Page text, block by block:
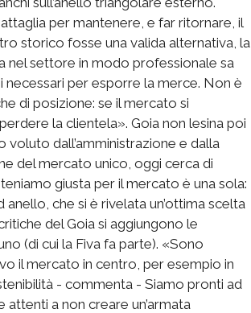
per mantenere, e far ritornare, il
storico fosse una valida alternativa, la
nel settore in modo professionale sa
per esporre la merce. Non è
di posizione: se il mercato si
la clientela». Goia non lesina poi
voluto dall’amministrazione e dalla
del mercato unico, oggi cerca di
giusta per il mercato è una sola:
che si è rivelata un’ottima scelta
del Goia si aggiungono le
(di cui la Fiva fa parte). «Sono
il mercato in centro, per esempio in
- commenta - Siamo pronti ad
a non creare un’armata